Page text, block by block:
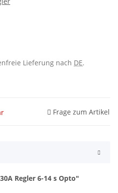
Lieferung nach DE.
Frage zum Artikel
Regler 6-14 s Opto"